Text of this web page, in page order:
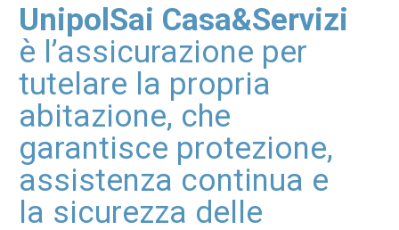
UnipolSai Casa&Servizi
è l’assicurazione per
tutelare la propria
abitazione, che
garantisce protezione,
assistenza continua e
la sicurezza delle